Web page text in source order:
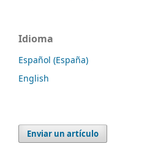
Idioma
Español (España)
English
Enviar un artículo